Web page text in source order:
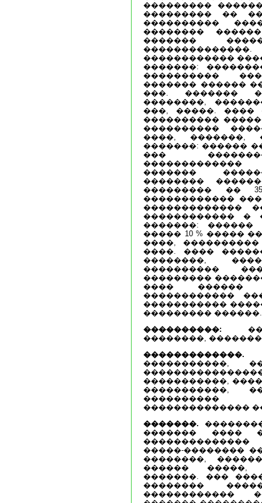
���������
��������� ��
����������
��������
�������
������������
�������:
����������
������� ������
���. �������
��������,
���, �����. ����
����������
����������
����, �������,
�������: ������
���
�������
��������
��������� ��
������������
�������������
������������ �
�������: ������
����� 10 % �����
����,
����. ����
��������,
����������
���������
���� ������
������������
�����������
��������� ������.
����������:
��������,
�������������.
�����������,
�����������,
�����������,
����������
��������������
�������.
������� ����
�����-��������
��������,
������ �����,
�������. ���
��������
������������